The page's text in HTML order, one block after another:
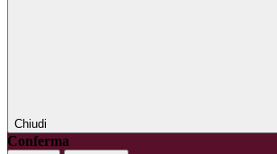
Chiudi
Conferma